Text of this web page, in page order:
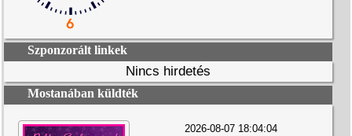
Szponzorált linkek
Nincs hirdetés
Mostanában küldték
2026-08-07 18:04:04